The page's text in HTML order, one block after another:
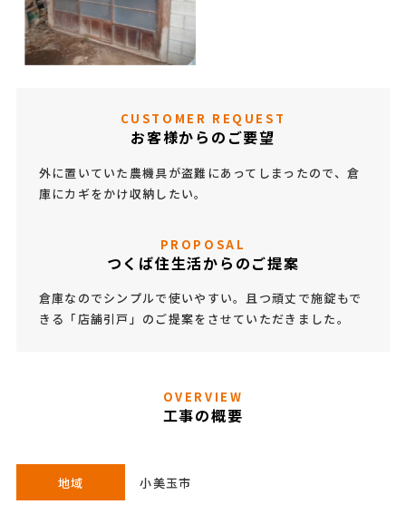
CUSTOMER REQUEST
お客様からのご要望
外に置いていた農機具が盗難にあってしまったので、倉
庫にカギをかけ収納したい。
PROPOSAL
つくば住生活からのご提案
倉庫なのでシンプルで使いやすい。且つ頑丈で施錠もで
きる「店舗引戸」のご提案をさせていただきました。
OVERVIEW
工事の概要
地域 小美玉市